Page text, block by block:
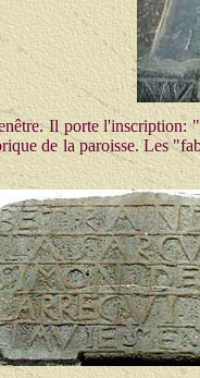
fenêtre. Il porte
de la paroisse. Les